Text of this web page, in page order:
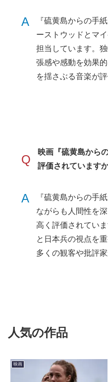
A
『硫黄島からの手
ーストウッドとマ
担当しています。
張感や感動を効果
を揺さぶる音楽が
Q
映画『硫黄島から
評価されています
A
『硫黄島からの手
ながらも人間性を
高く評価されてい
と日本兵の視点を
多くの観客や批評
人気の作品
映画